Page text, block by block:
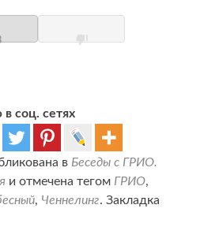
соц. сетях
в Беседы с ГРИО.
и отмечена тегом ГРИО,
, Ченнелинг. Закладка